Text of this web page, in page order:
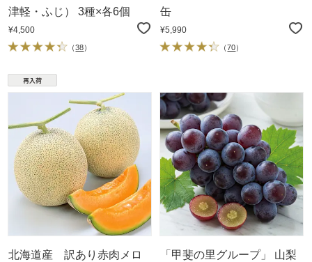
津軽・ふじ） 3種×各6個
¥4,500
（38）
缶
¥5,990
（70）
北海道産 訳あり赤肉メロ
「甲斐の里グループ」 山梨